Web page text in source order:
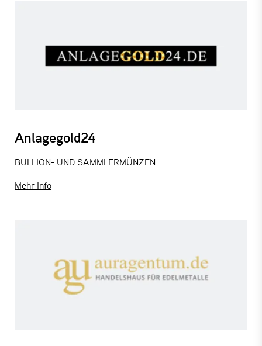
Anlagegold24
BULLION- UND SAMMLERMÜNZEN
Mehr Info